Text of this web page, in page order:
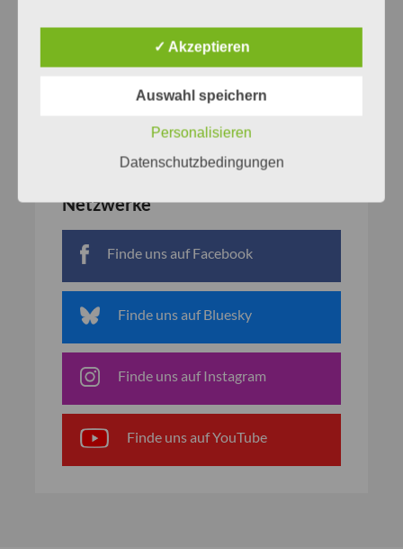
Netzwerke
Finde uns auf Facebook
Finde uns auf Bluesky
Finde uns auf Instagram
Finde uns auf YouTube
✓ Akzeptieren
Auswahl speichern
Personalisieren
Datenschutzbedingungen